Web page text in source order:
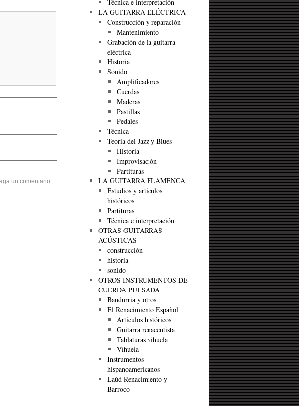
un comentario.
Técnica e interpretación
LA GUITARRA ELÉCTRICA
Construcción y reparación
Mantenimiento
Grabación de la guitarra
eléctrica
Historia
Sonido
Amplificadores
Cuerdas
Maderas
Pastillas
Pedales
Técnica
Teoría del Jazz y Blues
Historia
Improvisación
Partituras
LA GUITARRA FLAMENCA
Estudios y artículos
históricos
Partituras
Técnica e interpretación
OTRAS GUITARRAS
ACÚSTICAS
construcción
historia
sonido
OTROS INSTRUMENTOS DE
CUERDA PULSADA
Bandurria y otros
El Renacimiento Español
Artículos históricos
Guitarra renacentista
Tablaturas vihuela
Vihuela
Instrumentos
hispanoamericanos
Laúd Renacimiento y
Barroco